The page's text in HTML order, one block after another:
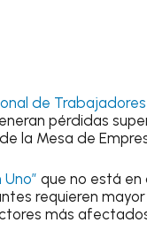
de Trabajadores
pérdidas
la Mesa de
que no está
requieren
más